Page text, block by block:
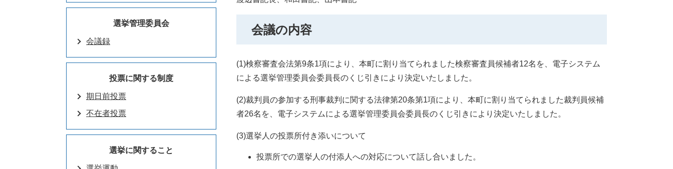
会議の内容
(1)検察審査会法第9条1項により、本町に割り当てられました検察審査員候補者12名を、電子システム
による選挙管理委員会委員長のくじ引きにより決定いたしました。
(2)裁判員の参加する刑事裁判に関する法律第20条第1項により、本町に割り当てられました裁判員候補
者26名を、電子システムによる選挙管理委員会委員長のくじ引きにより決定いたしました。​
(3)選挙人の投票所付き添いについて​
投票所での選挙人の付添人への対応について話し合いました。
選挙管理委員会
会議録
投票に関する制度
期日前投票
不在者投票
選挙に関すること